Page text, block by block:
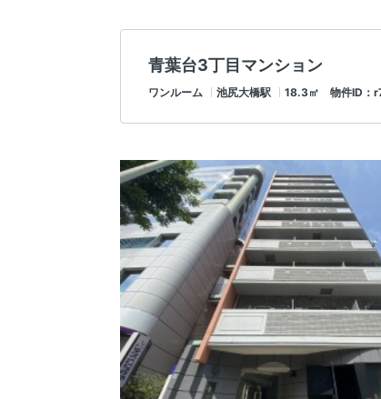
青葉台3丁目マンション
ワンルーム 池尻大橋駅 18.3㎡ 物件ID：